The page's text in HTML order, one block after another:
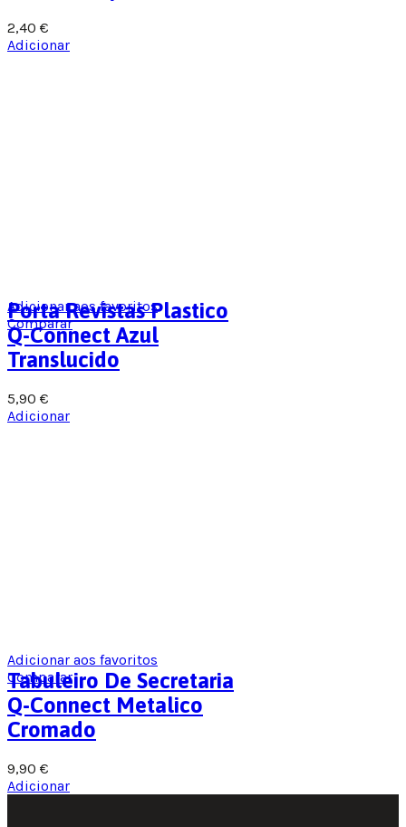
2,40 €
Adicionar
Adicionar aos favoritos
Comparar
Porta Revistas Plastico
Q-Connect Azul
Translucido
5,90 €
Adicionar
Adicionar aos favoritos
Comparar
Tabuleiro De Secretaria
Q-Connect Metalico
Cromado
9,90 €
Adicionar